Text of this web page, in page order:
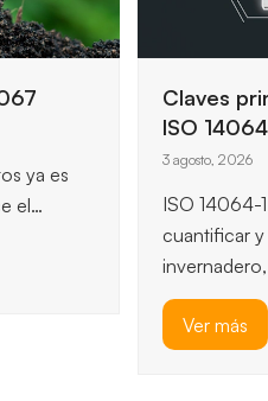
de
efecto
Cómo
31 julio, 2026
La auditoría
público
reputación
Ver más